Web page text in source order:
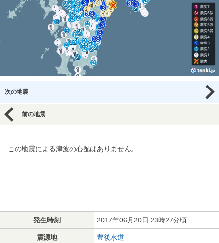
次の地震
前の地震
この地震による津波の心配はありません。
発生時刻 2017年06月20日 23時27分頃
震源地 豊後水道